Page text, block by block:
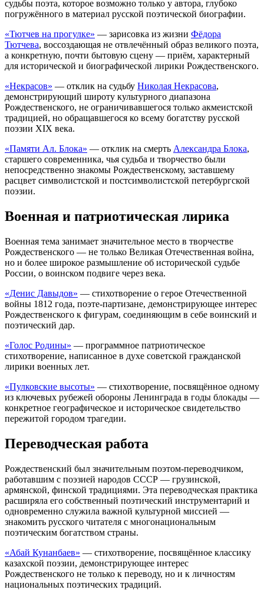
судьбы поэта, которое возможно только у автора, глубоко
погружённого в материал русской поэтической биографии.
«Тютчев на прогулке» — зарисовка из жизни Фёдора
Тютчева, воссоздающая не отвлечённый образ великого поэта,
а конкретную, почти бытовую сцену — приём, характерный
для исторической и биографической лирики Рождественского.
«Некрасов» — отклик на судьбу Николая Некрасова,
демонстрирующий широту культурного диапазона
Рождественского, не ограничивавшегося только акмеистской
традицией, но обращавшегося ко всему богатству русской
поэзии XIX века.
«Памяти Ал. Блока» — отклик на смерть Александра Блока,
старшего современника, чья судьба и творчество были
непосредственно знакомы Рождественскому, заставшему
расцвет символистской и постсимволистской петербургской
поэзии.
Военная и патриотическая лирика
Военная тема занимает значительное место в творчестве
Рождественского — не только Великая Отечественная война,
но и более широкое размышление об исторической судьбе
России, о воинском подвиге через века.
«Денис Давыдов» — стихотворение о герое Отечественной
войны 1812 года, поэте-партизане, демонстрирующее интерес
Рождественского к фигурам, соединяющим в себе воинский и
поэтический дар.
«Голос Родины» — программное патриотическое
стихотворение, написанное в духе советской гражданской
лирики военных лет.
«Пулковские высоты» — стихотворение, посвящённое одному
из ключевых рубежей обороны Ленинграда в годы блокады —
конкретное географическое и историческое свидетельство
пережитой городом трагедии.
Переводческая работа
Рождественский был значительным поэтом-переводчиком,
работавшим с поэзией народов СССР — грузинской,
армянской, финской традициями. Эта переводческая практика
расширяла его собственный поэтический инструментарий и
одновременно служила важной культурной миссией —
знакомить русского читателя с многонациональным
поэтическим богатством страны.
«Абай Кунанбаев» — стихотворение, посвящённое классику
казахской поэзии, демонстрирующее интерес
Рождественского не только к переводу, но и к личностям
национальных поэтических традиций.